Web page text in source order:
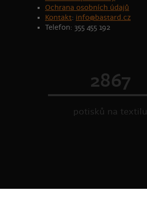
Ochrana osobních údajů
Kontakt: info@bastard.cz
Telefon: 355 455 192
2867
potisků na textilu